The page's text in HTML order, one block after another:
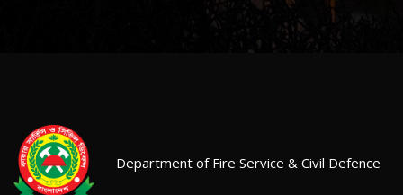
Department of Fire Service & Civil Defence